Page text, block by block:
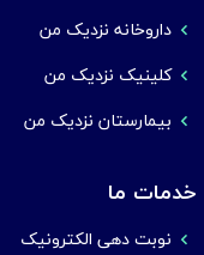
داروخانه نزدیک من
کلینیک نزدیک من
بیمارستان نزدیک من
خدمات ما
نوبت دهی الکترونیک